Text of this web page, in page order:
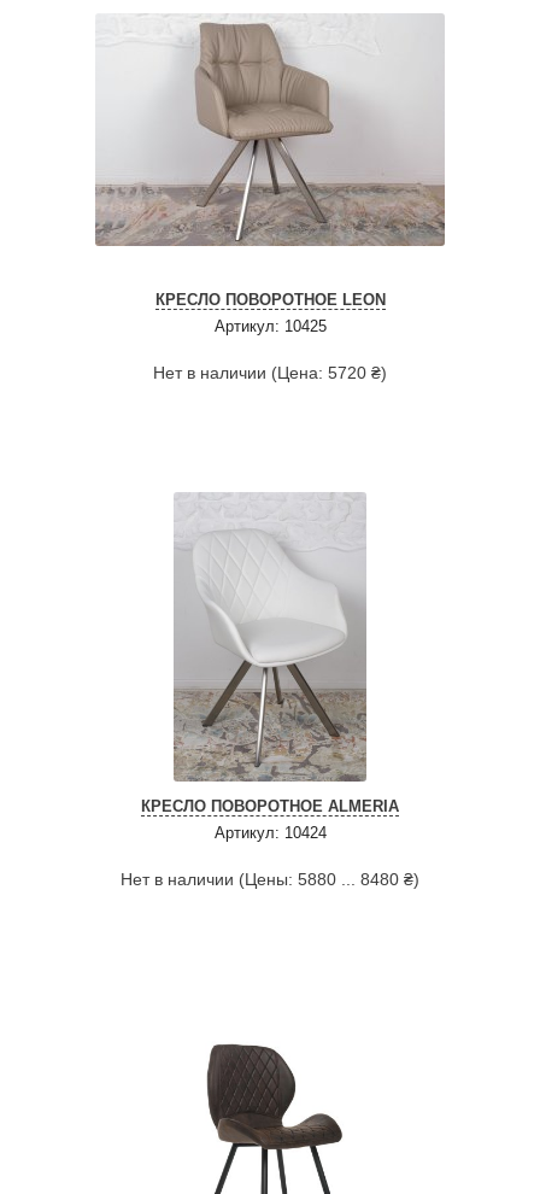
КРЕСЛО ПОВОРОТНОЕ LEON
Артикул: 10425
Нет в наличии (Цена: 5720 ₴)
КРЕСЛО ПОВОРОТНОЕ ALMERIA
Артикул: 10424
Нет в наличии (Цены: 5880 ... 8480 ₴)